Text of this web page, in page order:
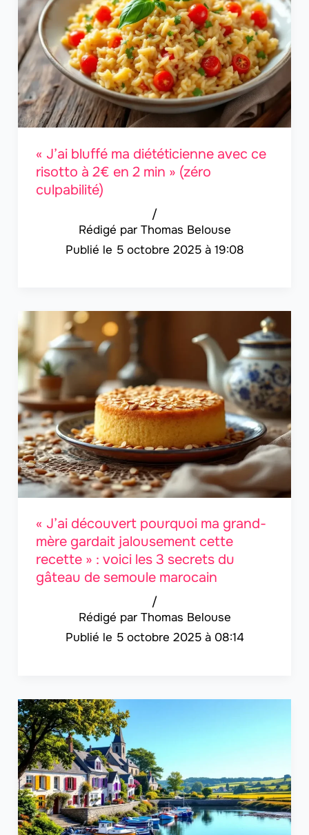
« J’ai bluffé ma diététicienne avec ce
risotto à 2€ en 2 min » (zéro
culpabilité)
Thomas Belouse
/
5 octobre 2025 à 19:08
« J’ai découvert pourquoi ma grand-
mère gardait jalousement cette
recette » : voici les 3 secrets du
gâteau de semoule marocain
Thomas Belouse
/
5 octobre 2025 à 08:14